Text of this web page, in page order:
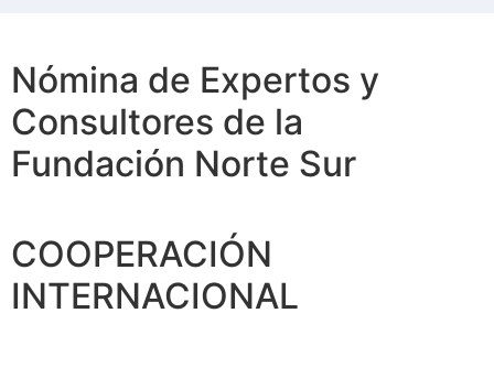
Nómina de Expertos y
Consultores de la
Fundación Norte Sur
COOPERACIÓN
INTERNACIONAL